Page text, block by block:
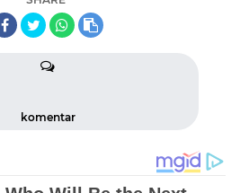
komentar